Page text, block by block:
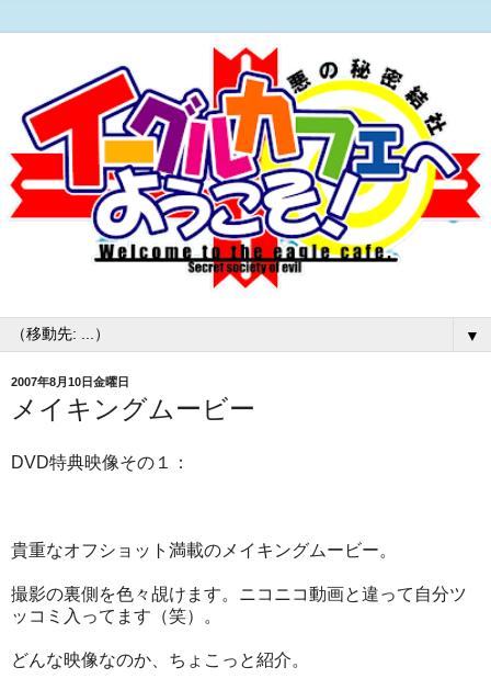
▼
2007年8月10日金曜日
メイキングムービー
DVD特典映像その１：
貴重なオフショット満載のメイキングムービー。
撮影の裏側を色々覘けます。ニコニコ動画と違って自分ツ
ッコミ入ってます（笑）。
どんな映像なのか、ちょこっと紹介。